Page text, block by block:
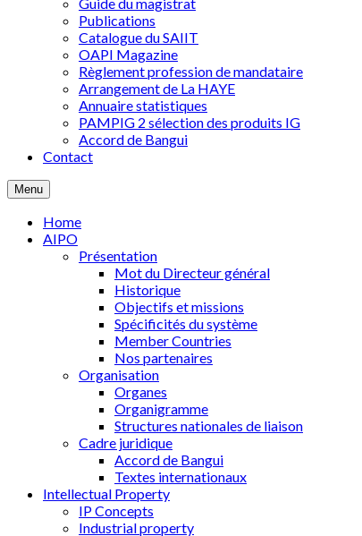
Guide du magistrat
Publications
Catalogue du SAIIT
OAPI Magazine
Règlement profession de mandataire
Arrangement de La HAYE
Annuaire statistiques
PAMPIG 2 sélection des produits IG
Accord de Bangui
Contact
Menu
Home
AIPO
Présentation
Mot du Directeur général
Historique
Objectifs et missions
Spécificités du système
Member Countries
Nos partenaires
Organisation
Organes
Organigramme
Structures nationales de liaison
Cadre juridique
Accord de Bangui
Textes internationaux
Intellectual Property
IP Concepts
Industrial property